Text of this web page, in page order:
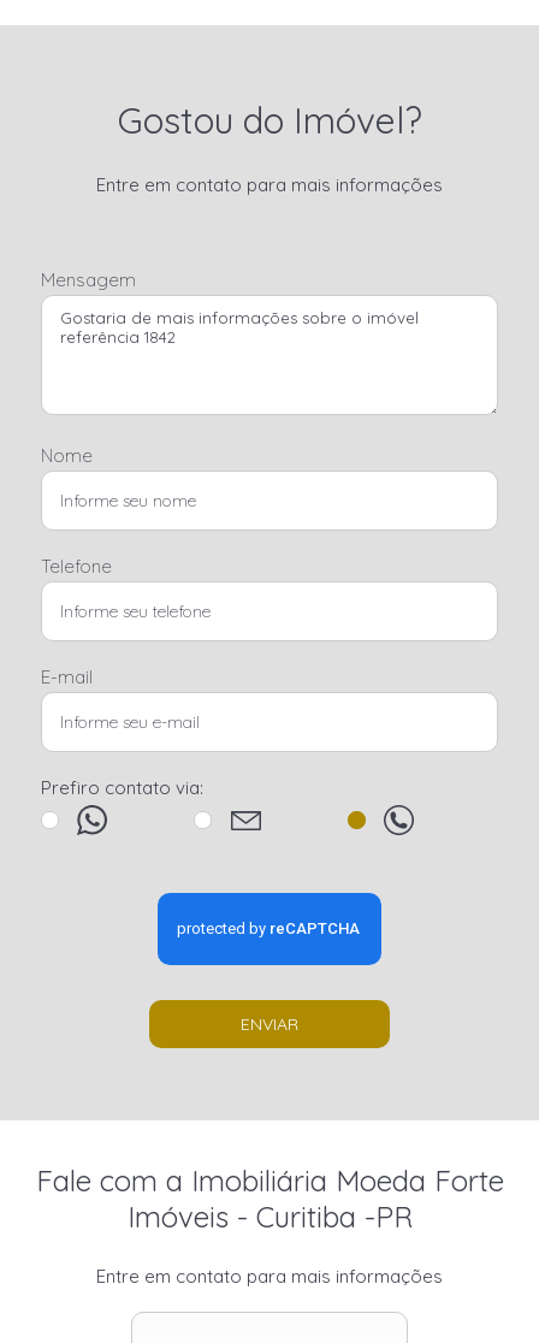
Gostou do Imóvel?
Entre em contato para mais informações
Mensagem
Nome
Telefone
E-mail
Prefiro contato via:
ENVIAR
Fale com a Imobiliária Moeda Forte
Imóveis - Curitiba -PR
Entre em contato para mais informações